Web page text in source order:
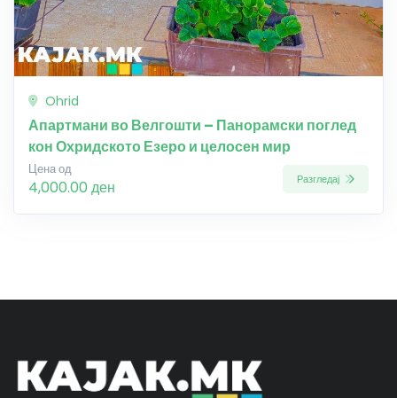
Ohrid
Апартмани во Велгошти – Панорамски поглед
кон Охридското Езеро и целосен мир
Цена од
4,000.00 ден Разгледај